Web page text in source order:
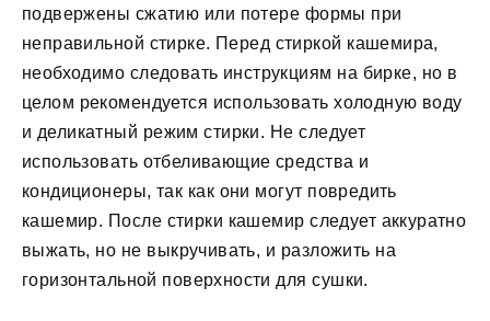
подвержены сжатию или потере формы при
неправильной стирке. Перед стиркой кашемира,
необходимо следовать инструкциям на бирке, но в
целом рекомендуется использовать холодную воду
и деликатный режим стирки. Не следует
использовать отбеливающие средства и
кондиционеры, так как они могут повредить
кашемир. После стирки кашемир следует аккуратно
выжать, но не выкручивать, и разложить на
горизонтальной поверхности для сушки.